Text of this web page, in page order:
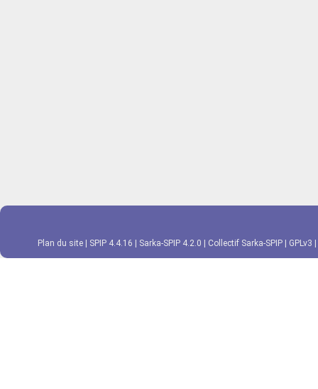
Plan du site SPIP 4.4.16 Sarka-SPIP 4.2.0 Collectif Sarka-SPIP GPLv3